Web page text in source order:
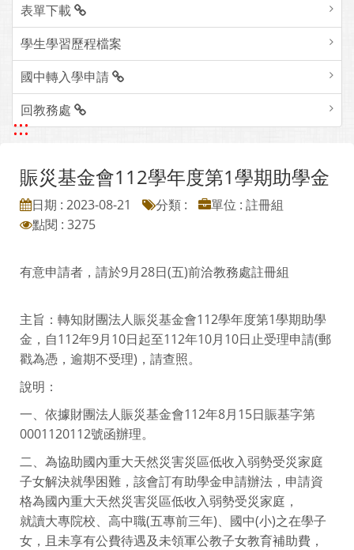
表單下載
學生學習歷程檔案
國中轉入學申請
回教務處
:::
賑災基金會112學年度第1學期助學金
日期 : 2023-08-21 分類 :
單位 : 註冊組
點閱 : 3275
有意申請者，請於9月28日(五)前洽教務處註冊組
主旨：轉知財團法人賑災基金會112學年度第1學期助學
金，自112年9月10日起至112年10月10日止受理申請(郵
戳為憑，逾期不受理)，請查照。
說明：
一、依據財團法人賑災基金會112年8月15日賑基字第
0001120112號函辦理。
二、為協助國內重大天然災害災區低收入弱勢受災家庭
子女解決就學困難，該會訂有助學金申請辦法，申請資
格為國內重大天然災害災區低收入弱勢受災家庭，
就讀大專院校、高中職(五專前三年)、國中(小)之在學子
女，且未享有公費待遇及未領軍公教子女教育補助費，